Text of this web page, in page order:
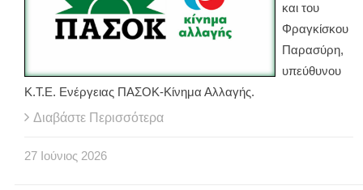
και του
Φραγκίσκου
Παρασύρη,
υπεύθυνου
Κ.Τ.Ε. Ενέργειας ΠΑΣΟΚ-Κίνημα Αλλαγής.
Διαβάστε Περισσότερα
27 Ιούνιος 2026